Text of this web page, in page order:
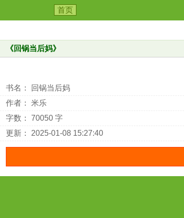
首页
《回锅当后妈》
书名： 回锅当后妈
作者： 米乐
字数： 70050 字
更新： 2025-01-08 15:27:40